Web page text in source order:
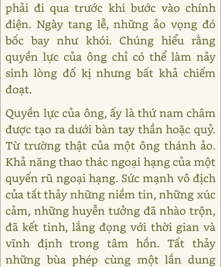
phải đi qua trước khi bước vào chính
điện. Ngày tang lễ, những ảo vọng đó
bốc bay như khói. Chúng hiểu rằng
quyền lực của ông chỉ có thể làm nảy
sinh lòng đố kị nhưng bất khả chiếm
đoạt.
Quyền lực của ông, ấy là thứ nam châm
được tạo ra dưới bàn tay thần hoặc quỷ.
Từ trường thật của một ông thánh ảo.
Khả năng thao thác ngoại hạng của một
quyến rũ ngoại hạng. Sức mạnh vô địch
của tất thảy những niềm tin, những xúc
cảm, những huyễn tưởng đã nhào trộn,
đã kết tinh, lắng đọng với thời gian và
vĩnh định trong tâm hồn. Tất thảy
những bùa phép cùng một lần dung